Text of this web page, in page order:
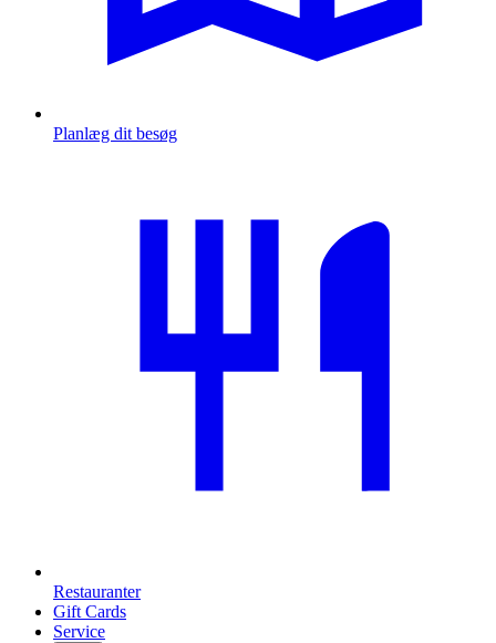
Planlæg dit besøg
Restauranter
Gift Cards
Service